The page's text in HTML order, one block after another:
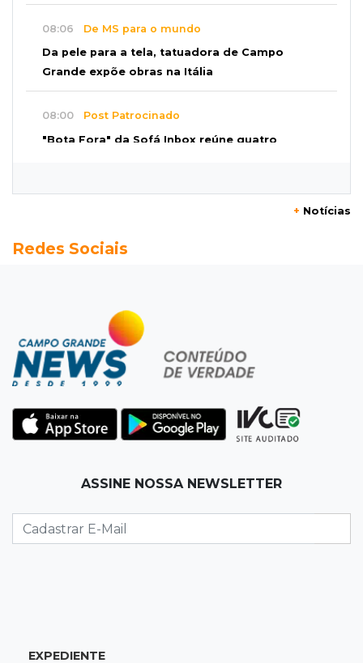
08:06 De MS para o mundo
Da pele para a tela, tatuadora de Campo
Grande expõe obras na Itália
08:00 Post Patrocinado
"Bota Fora" da Sofá Inbox reúne quatro
passeio campo-grandense
Torneio de futsal abre 34ª edição com quatro
jogos neste sábado
07:48Pele Vermelha, Corona, Valley...
imaginação de Scalise
Agosto no Bosque reúne esporte, cultura e
Indústria da construção impulsiona MS e abre
+ Notícias
Redes Sociais
ASSINE NOSSA NEWSLETTER
EXPEDIENTE